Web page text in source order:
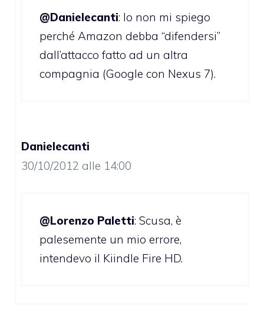
@Danielecanti: Io non mi spiego
perché Amazon debba “difendersi”
dall’attacco fatto ad un altra
compagnia (Google con Nexus 7).
Danielecanti
30/10/2012 alle 14:00
@Lorenzo Paletti: Scusa, è
palesemente un mio errore,
intendevo il Kiindle Fire HD.